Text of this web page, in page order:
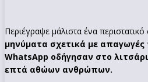
Περιέγραψε μάλιστα ένα
μηνύματα σχετικά με
WhatsApp οδήγησαν στο
επτά αθώων ανθρώπων.